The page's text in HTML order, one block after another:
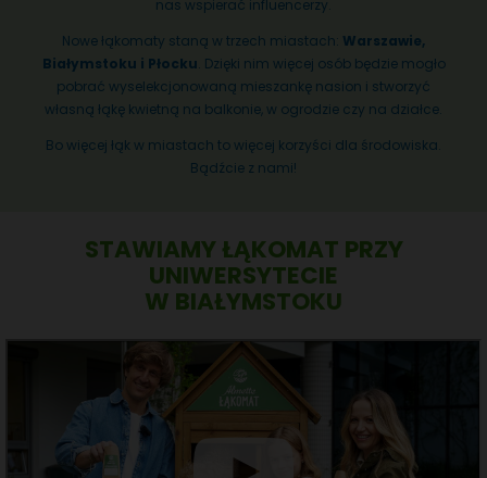
nas wspierać influencerzy.
Nowe łąkomaty staną w trzech miastach: Warszawie,
Białymstoku i Płocku. Dzięki nim więcej osób będzie mogło
pobrać wyselekcjonowaną mieszankę nasion i stworzyć
własną łąkę kwietną na balkonie, w ogrodzie czy na działce.
Bo więcej łąk w miastach to więcej korzyści dla środowiska.
Bądźcie z nami!
STAWIAMY ŁĄKOMAT PRZY
UNIWERSYTECIE
W BIAŁYMSTOKU